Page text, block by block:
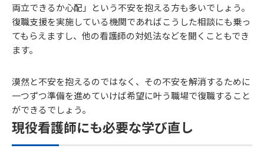
両立できるか心配」という不安を抱える方も多いでしょう。
復職支援を実施している機関であればこうした相談にも乗っ
てもらえますし、他の看護師の対処法などを聞くこともでき
ます。
漠然と不安を抱えるのではなく、その不安を解消するために
一つずつ準備を進めていけば希望に叶う職場で復職すること
ができるでしょう。
現役看護師にも必要な学び直し